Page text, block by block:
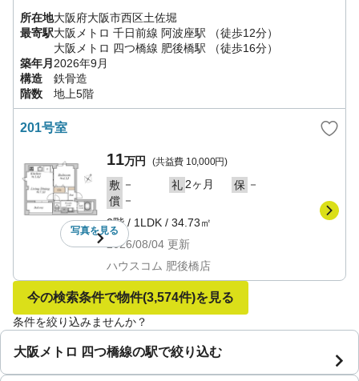
所在地大阪府大阪市西区土佐堀
最寄駅大阪メトロ 千日前線 阿波座駅
（徒歩12分）
大阪メトロ 四つ橋線 肥後橋駅
（徒歩16分）
築年月2026年9月
構造
鉄骨造
階数
地上5階
201号室
写真を見る
11万円 (共益費 10,000円)
敷 － 礼 2ヶ月 保 －
償 －
2階/ 1LDK / 34.73㎡
2026/08/04 更新
ハウスコム 肥後橋店
今の検索条件で物件(3,574件)を見る
条件を絞り込みませんか？
大阪メトロ 四つ橋線の駅で絞り込む